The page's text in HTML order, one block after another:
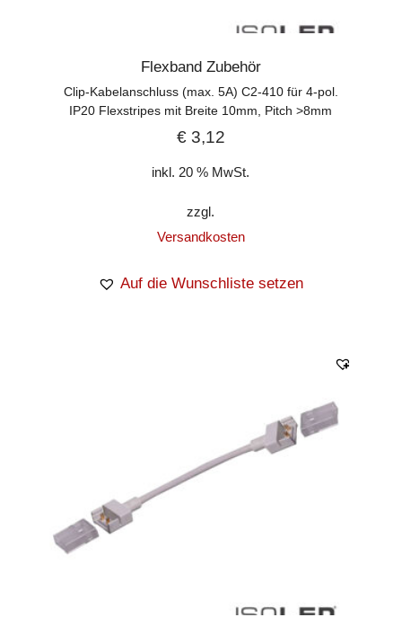
Flexband Zubehör
Clip-Kabelanschluss (max. 5A) C2-410 für 4-pol.
IP20 Flexstripes mit Breite 10mm, Pitch >8mm
€3,12
inkl. 20 % MwSt.
zzgl.
Versandkosten
Auf die Wunschliste setzen